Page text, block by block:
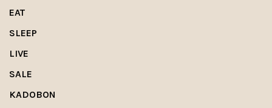
EAT
SLEEP
LIVE
SALE
KADOBON